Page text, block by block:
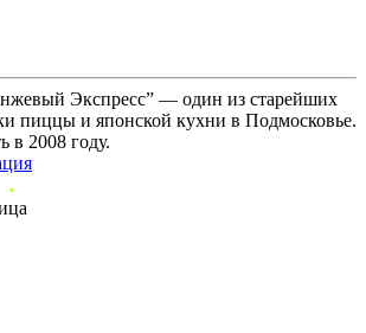
Экспресс” — один из старейших
пиццы и японской кухни в Подмосковье.
в 2008 году.